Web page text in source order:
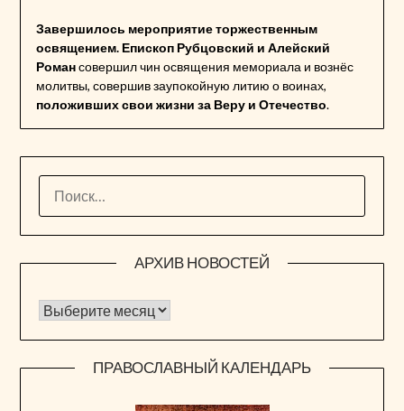
Завершилось мероприятие торжественным
освящением. Епископ Рубцовский и Алейский
Романсовершил чин освящения мемориала и вознёс
молитвы, совершив заупокойную литию о воинах,
положивших свои жизни за Веру и Отечество.
АРХИВ НОВОСТЕЙ
Архив новостей
ПРАВОСЛАВНЫЙ КАЛЕНДАРЬ